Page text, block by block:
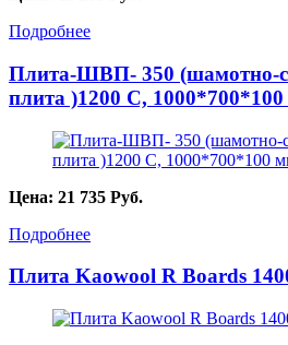
Подробнее
Плита-ШВП- 350 (шамотно-
плита )1200 С,
Цена: 21 735 Руб.
Подробнее
Плита Kaowool R Boards